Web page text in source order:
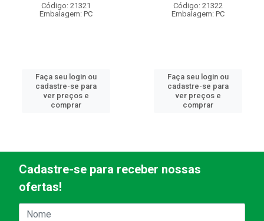
Código: 21321
Embalagem: PC
Faça seu login ou
cadastre-se para
ver preços e
comprar
Código: 21322
Embalagem: PC
Faça seu login ou
cadastre-se para
ver preços e
comprar
Cadastre-se para receber nossas
ofertas!